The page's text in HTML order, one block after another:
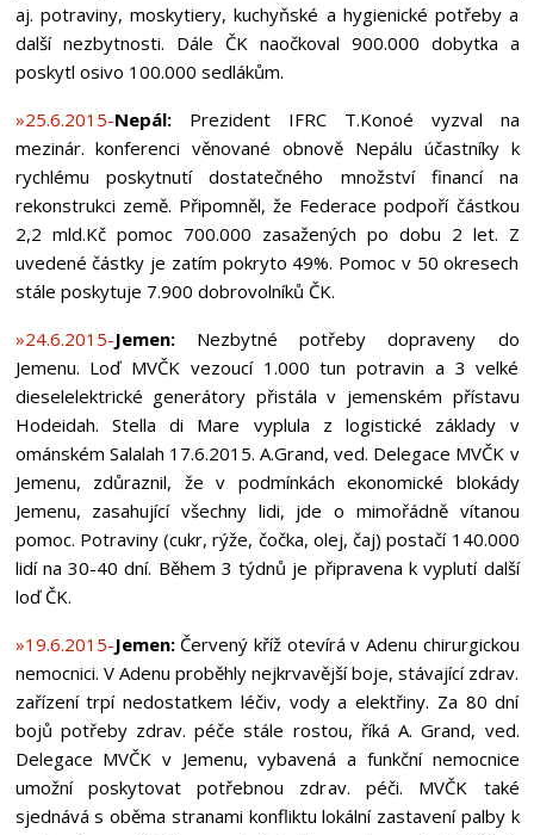
aj. potraviny, moskytiery, kuchyňské a hygienické potřeby a
další nezbytnosti. Dále ČK naočkoval 900.000 dobytka a
poskytl osivo 100.000 sedlákům.
»25.6.2015-Nepál: Prezident IFRC T.Konoé vyzval na
mezinár. konferenci věnované obnově Nepálu účastníky k
rychlému poskytnutí dostatečného množství financí na
rekonstrukci země. Připomněl, že Federace podpoří částkou
2,2 mld.Kč pomoc 700.000 zasažených po dobu 2 let. Z
uvedené částky je zatím pokryto 49%. Pomoc v 50 okresech
stále poskytuje 7.900 dobrovolníků ČK.
»24.6.2015-Jemen: Nezbytné potřeby dopraveny do
Jemenu. Loď MVČK vezoucí 1.000 tun potravin a 3 velké
dieselelektrické generátory přistála v jemenském přístavu
Hodeidah. Stella di Mare vyplula z logistické základy v
ománském Salalah 17.6.2015. A.Grand, ved. Delegace MVČK v
Jemenu, zdůraznil, že v podmínkách ekonomické blokády
Jemenu, zasahující všechny lidi, jde o mimořádně vítanou
pomoc. Potraviny (cukr, rýže, čočka, olej, čaj) postačí 140.000
lidí na 30-40 dní. Během 3 týdnů je připravena k vyplutí další
loď ČK.
»19.6.2015-Jemen: Červený kříž otevírá v Adenu chirurgickou
nemocnici. V Adenu proběhly nejkrvavější boje, stávající zdrav.
zařízení trpí nedostatkem léčiv, vody a elektřiny. Za 80 dní
bojů potřeby zdrav. péče stále rostou, říká A. Grand, ved.
Delegace MVČK v Jemenu, vybavená a funkční nemocnice
umožní poskytovat potřebnou zdrav. péči. MVČK také
sjednává s oběma stranami konfliktu lokální zastavení palby k